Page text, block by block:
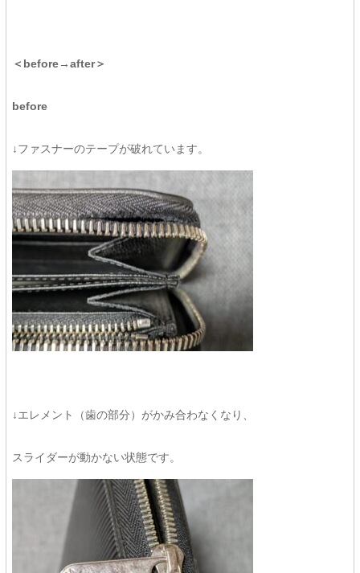
＜before→after＞
before
↓ファスナーのテープが破れています。
↓エレメント（歯の部分）がかみ合わなくなり、
スライダーが動かない状態です。